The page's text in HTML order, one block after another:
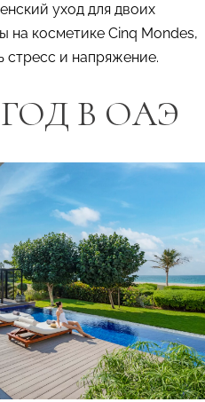
уход для двоих
на косметике Cinq Mondes,
стресс и напряжение.
В ОАЭ